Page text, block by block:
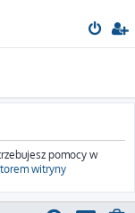
pomocy w
witryny